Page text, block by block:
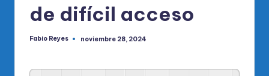
de difícil acceso
Publicado
Fabio Reyes noviembre 28, 2024